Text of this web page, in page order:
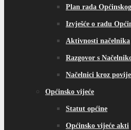
Plan rada
Izvješće o radu
Aktivnosti načelnika
Razgovor s
Načelnici kroz
Općinsko vijeće
Statut općine
Općinsko vijeće akti